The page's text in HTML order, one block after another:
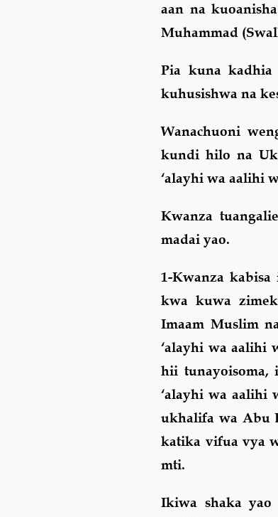
aan na
Muhammad
Pia kuna kadhia
kuhusishwa na
Wanachuoni
kundi hilo na
‘alayhi wa aalihi
Kwanza
madai yao.
1-Kwanza
kwa kuwa
Imaam Muslim
‘alayhi wa aalihi
hii tunayoisoma,
‘alayhi wa aalihi
ukhalifa wa Abu
katika vifua vya
mti.
Ikiwa shaka yao